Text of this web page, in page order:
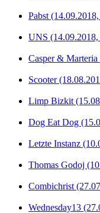
Pabst
UNS (14.09.2018,
Casper &
Scooter
Limp Bizkit
Dog Eat Dog
Letzte Instanz
Thomas Godoj
Combichrist
Wednesday13